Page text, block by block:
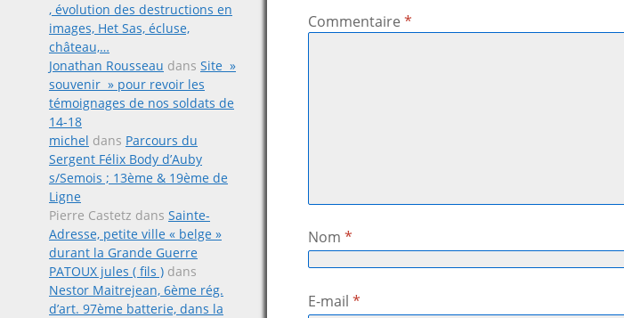
, évolution des destructions en
images, Het Sas, écluse,
château,…
Jonathan Rousseau dans Site »
souvenir » pour revoir les
témoignages de nos soldats de
14-18
michel dans Parcours du
Sergent Félix Body d’Auby
s/Semois ; 13ème & 19ème de
Ligne
Pierre Castetz dans Sainte-
Adresse, petite ville « belge »
durant la Grande Guerre
PATOUX jules ( fils ) dans
Nestor Maitrejean, 6ème rég.
d’art. 97ème batterie, dans la
Commentaire*
Nom*
E-mail*